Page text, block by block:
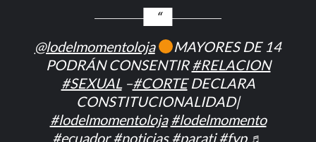
@lodelmomentoloja
MAYORES DE 14
PODRÁN CONSENTIR#RELACION
#SEXUAL –#CORTEDECLARA
CONSTITUCIONALIDAD|
#lodelmomentoloja #lodelmomento
#ecuador #noticias #parati #fyp ♬